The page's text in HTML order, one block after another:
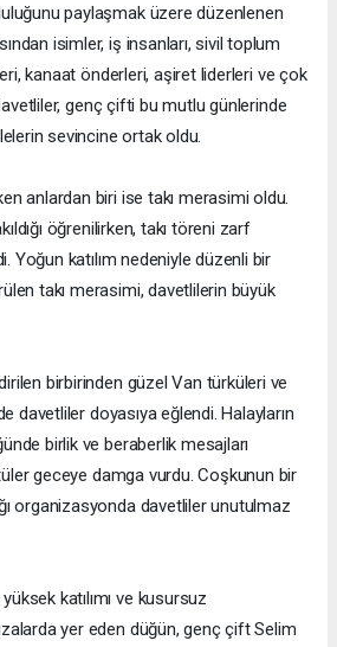
paylaşmak üzere düzenlenen
isimler, iş insanları, sivil toplum
kanaat önderleri, aşiret liderleri ve çok
genç çifti bu mutlu günlerinde
sevincine ortak oldu.
anlardan biri ise takı merasimi oldu.
öğrenilirken, takı töreni zarf
Yoğun katılım nedeniyle düzenli bir
takı merasimi, davetlilerin büyük
birbirinden güzel Van türküleri ve
davetliler doyasıya eğlendi. Halayların
birlik ve beraberlik mesajları
geceye damga vurdu. Coşkunun bir
organizasyonda davetliler unutulmaz
katılımı ve kusursuz
yer eden düğün, genç çift Selim